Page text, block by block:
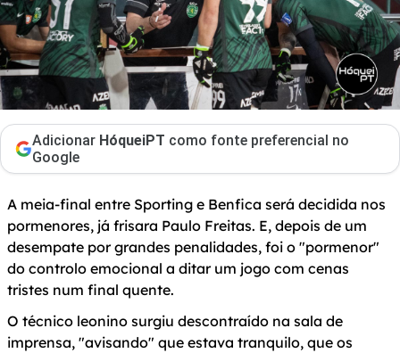
Adicionar HóqueiPT como fonte preferencial no
Google
A meia-final entre Sporting e Benfica será decidida nos
pormenores, já frisara Paulo Freitas. E, depois de um
desempate por grandes penalidades, foi o "pormenor"
do controlo emocional a ditar um jogo com cenas
tristes num final quente.
O técnico leonino surgiu descontraído na sala de
imprensa, "avisando" que estava tranquilo, que os